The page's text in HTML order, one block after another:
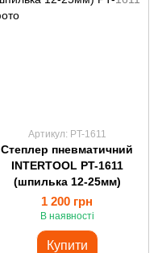
Артикул: PT-1611
Степлер пневматичний
INTERTOOL PT-1611
(шпилька 12-25мм)
1 200 грн
В наявності
Купити